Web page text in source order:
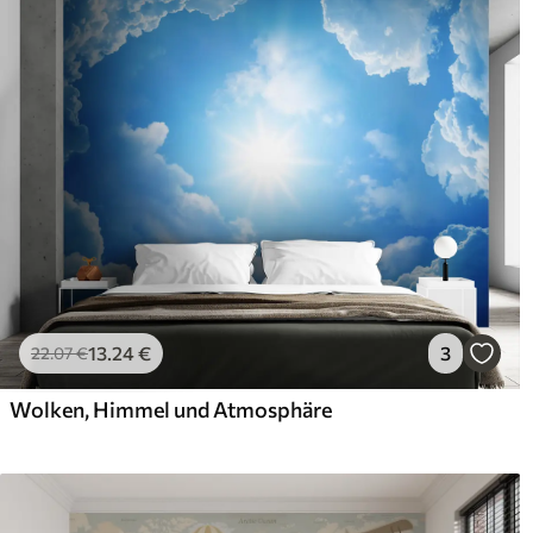
Verlegemethode Nahtlose Anwendung
Verfügbare Materialien
Standard
/m²
Premium-Vinyl
65.0039.00€/m² 81
22.07€13.24€ 3
Wolken, Himmel und Atmosphäre